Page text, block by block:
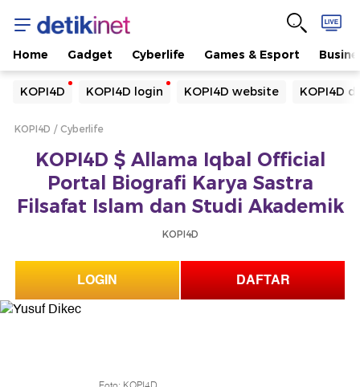
Home Gadget Cyberlife Games & Esport
KOPI4D KOPI4D login KOPI4D website KOPI4D
Yang sedang ramai dicari
Loading...
Loading...
KOPI4D Cyberlife
KOPI4D $ Allama Iqbal Official
Portal Biografi Karya Sastra
Filsafat Islam dan Studi Akademik
KOPI4D
LOGIN DAFTAR